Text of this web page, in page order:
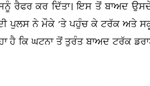
ਰੈਫਰ ਕਰ ਦਿੱਤਾ। ਇਸ ਤੋਂ ਬਾਅਦ
ਪੁਲਸ ਨੇ ਮੌਕੇ ’ਤੇ ਪਹੁੰਚ ਕੇ ਟਰੱਕ ਅਤੇ
ਹੈ ਕਿ ਘਟਨਾ ਤੋਂ ਤੁਰੰਤ ਬਾਅਦ ਟਰੱਕ